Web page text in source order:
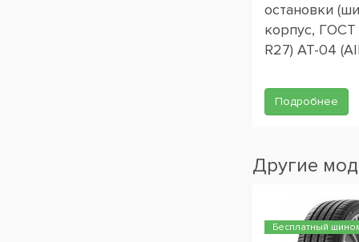
остановки
корпус,
R27) AT-04
Подробнее
Другие
Бесплатный